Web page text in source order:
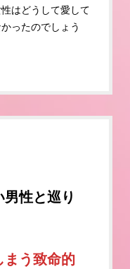
はどうして愛して
ったのでしょう
性と巡り
う致命的